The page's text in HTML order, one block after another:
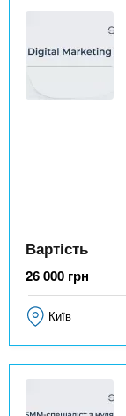
Вартість
26 000 грн
Київ